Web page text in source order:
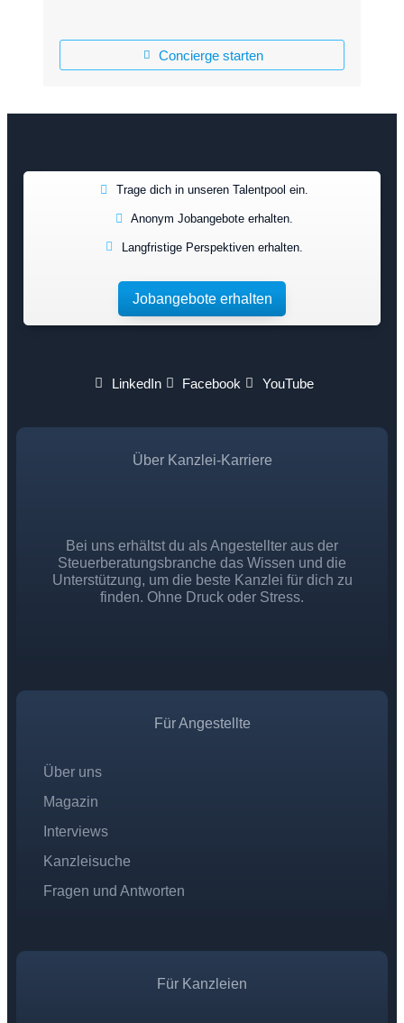
Concierge starten
Trage dich in unseren Talentpool ein.
Anonym Jobangebote erhalten.
Langfristige Perspektiven erhalten.
Jobangebote erhalten
LinkedIn Facebook YouTube
Über Kanzlei-Karriere
Bei uns erhältst du als Angestellter aus der
Steuerberatungsbranche das Wissen und die
Unterstützung, um die beste Kanzlei für dich zu
finden. Ohne Druck oder Stress.
Für Angestellte
Über uns
Magazin
Interviews
Kanzleisuche
Fragen und Antworten
Für Kanzleien